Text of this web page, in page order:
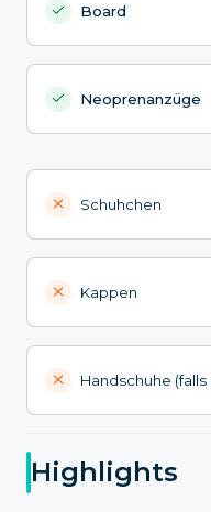
Board
Neoprenanzüge
Schuhchen
Kappen
Handschuhe
Highlights